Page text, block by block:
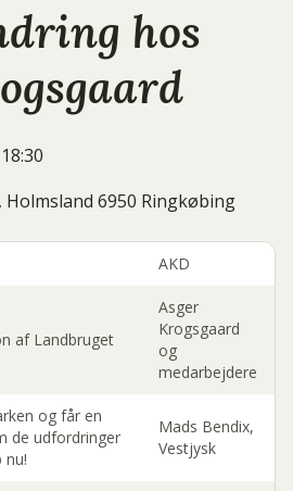
hos
Holmsland 6950 Ringkøbing
AKD
af Landbruget
Asger
Krogsgaard
og
medarbejdere
og får en
de udfordringer
nu!
Mads Bendix,
Vestjysk